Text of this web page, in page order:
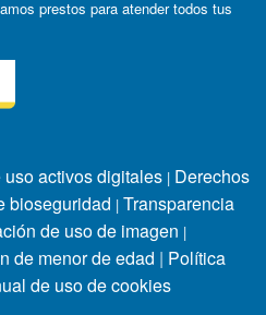
prestos para atender todos tus
activos digitales | Derechos
bioseguridad | Transparencia
de uso de imagen |
de menor de edad | Política
de uso de cookies